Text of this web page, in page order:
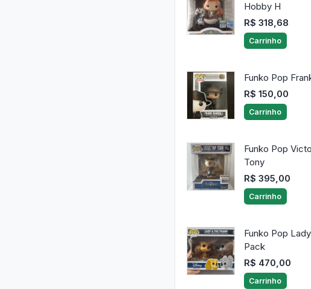
Hobby H
R$ 318,68
Carrinho
Funko Pop
R$ 150,00
Carrinho
Funko Pop
Tony
R$ 395,00
Carrinho
Funko Pop
Pack
R$ 470,00
Carrinho